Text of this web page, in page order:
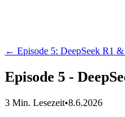
← Episode 5: DeepSeek R1
Episode 5 -
3 Min. Lesezeit•8.6.2026